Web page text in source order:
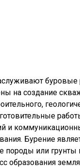
на создание
и
Бурение
породы или грунты
образования